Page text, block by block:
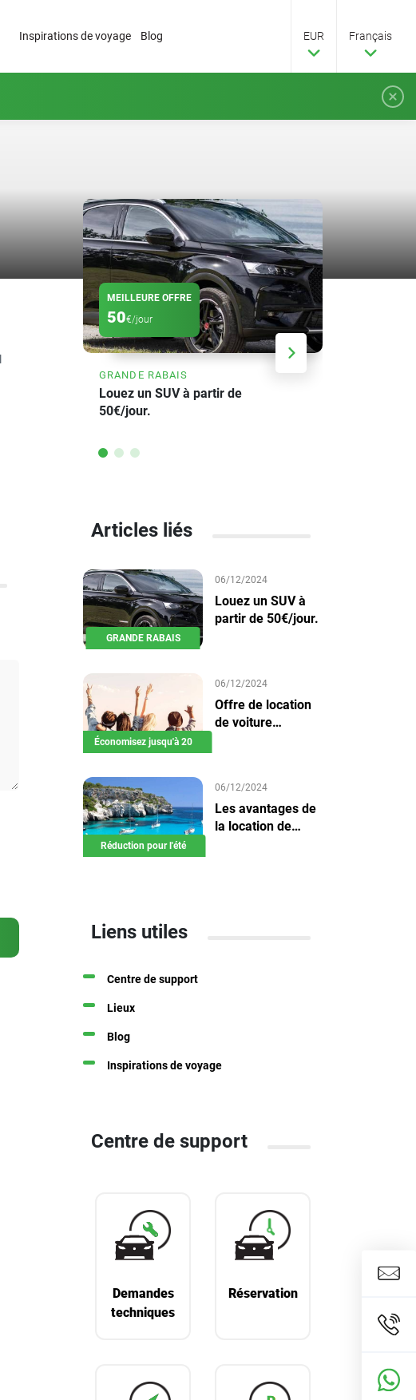
Inspirations de voyage Blog EUR Français
MEILLEURE OFFRE
50€/jour
GRANDE RABAIS
Louez un SUV à partir de
50€/jour.
Articles liés
GRANDE RABAIS
06/12/2024
Louez un SUV à
partir de 50€/jour.
Économisez jusqu'à 20
06/12/2024
Offre de location
de voiture
Réduction pour l'été
06/12/2024
Les avantages de
la location de
Liens utiles
Centre de support
Lieux
Blog
Inspirations de voyage
Centre de support
Demandes
techniques
Réservation